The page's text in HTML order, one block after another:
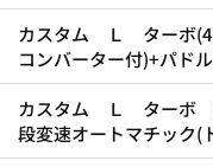
カスタム Ｌ ターボ
コンバーター付)+パド
カスタム Ｌ ターボ
段変速オートマチック(